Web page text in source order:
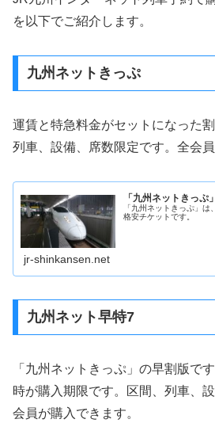
を以下でご紹介します。
九州ネットきっぷ
運賃と特急料金がセットになった
列車、設備、席数限定です。全会員
「九州ネットきっ
「九州ネットきっぷ」
格安チケットです。
jr-shinkansen.net
九州ネット早特7
「九州ネットきっぷ」の早割版で
時が購入期限です。区間、列車、
会員が購入できます。